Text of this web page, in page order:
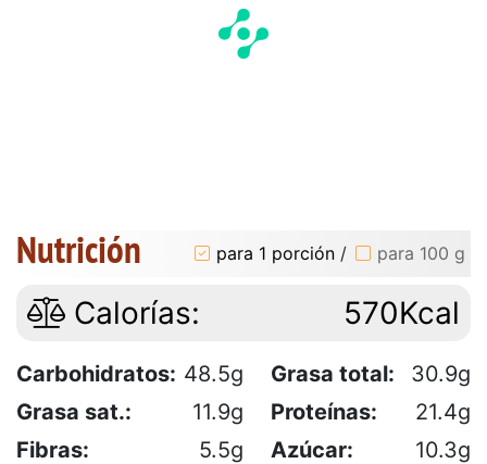
Nutrición para 1 porción / para 100 g
Calorías: 570Kcal
Carbohidratos: 48.5g Grasa total:
30.9g
Grasa sat.:
11.9g Proteínas:
21.4g
Fibras:
5.5g Azúcar:
10.3g